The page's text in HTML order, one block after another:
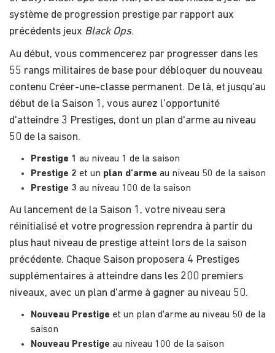
système de progression prestige par rapport aux
précédents jeux Black Ops.
Au début, vous commencerez par progresser dans les
55 rangs militaires de base pour débloquer du nouveau
contenu Créer-une-classe permanent. De là, et jusqu'au
début de la Saison 1, vous aurez l'opportunité
d'atteindre 3 Prestiges, dont un plan d'arme au niveau
50 de la saison.
Prestige 1 au niveau 1 de la saison
Prestige 2 et un plan d'arme au niveau 50 de la saison
Prestige 3 au niveau 100 de la saison
Au lancement de la Saison 1, votre niveau sera
réinitialisé et votre progression reprendra à partir du
plus haut niveau de prestige atteint lors de la saison
précédente. Chaque Saison proposera 4 Prestiges
supplémentaires à atteindre dans les 200 premiers
niveaux, avec un plan d'arme à gagner au niveau 50.
Nouveau Prestige et un plan d'arme au niveau 50 de la
saison
Nouveau Prestige au niveau 100 de la saison